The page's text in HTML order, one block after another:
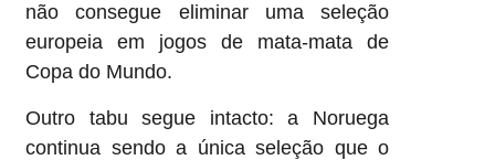
não consegue eliminar uma seleção
europeia em jogos de mata-mata de
Copa do Mundo.
Outro tabu segue intacto: a Noruega
continua sendo a única seleção que o